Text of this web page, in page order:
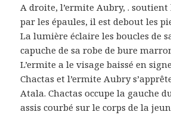
A droite, l’ermite Aubry, .
par les épaules, il est debout les
La lumière éclaire les boucles de
capuche de sa robe de bure
L’ermite a le visage baissé en
Chactas et l’ermite Aubry
Atala. Chactas occupe la gauche
assis courbé sur le corps de la